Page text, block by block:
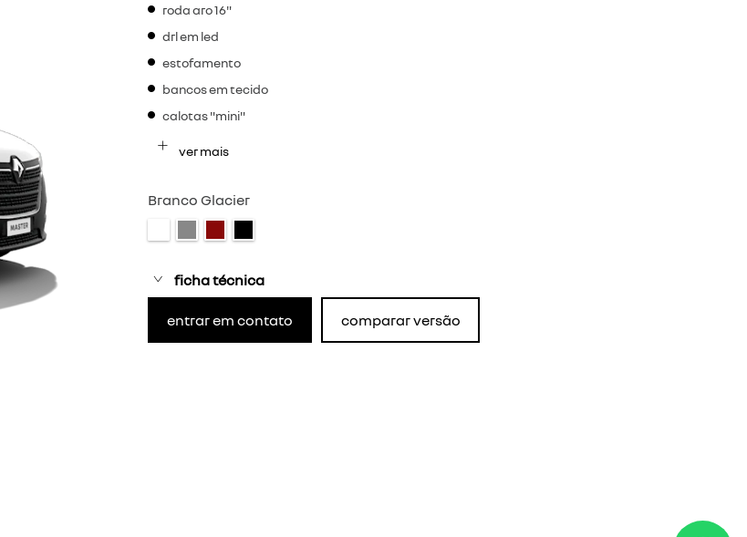
roda aro 16"
drl em led
estofamento
bancos em tecido
calotas "mini"
ver mais
Branco Glacier
ficha técnica
entrar em contato comparar versão